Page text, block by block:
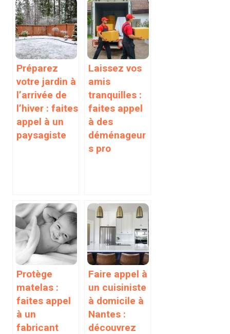
Préparez
votre jardin à
l’arrivée de
l’hiver : faites
appel à un
paysagiste
Laissez vos
amis
tranquilles :
faites appel
à des
déménageur
s pro
Protège
matelas :
faites appel
à un
fabricant
Faire appel à
un cuisiniste
à domicile à
Nantes :
découvrez